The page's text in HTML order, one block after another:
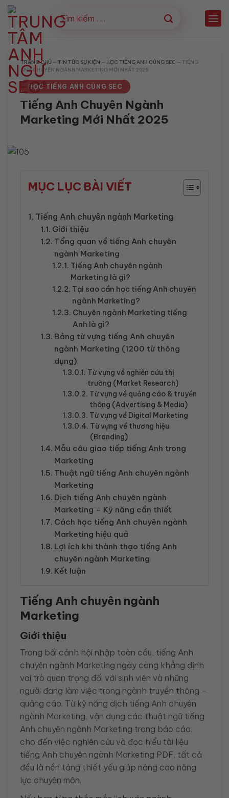
Bỏ
qua
nội
dung
TRANG CHỦ — TIN TỨC SỰ KIỆN — HỌC TIẾNG ANH CÙNG SEC — TIẾNG
ANH CHUYÊN NGÀNH MARKETING MỚI NHẤT 2025
HỌC TIẾNG ANH CÙNG SEC
Tiếng Anh Chuyên Ngành
Marketing Mới Nhất 2025
MỤC LỤC BÀI VIẾT
Tiếng Anh chuyên ngành Marketing
Giới thiệu
Tổng quan về tiếng Anh chuyên
ngành Marketing
Tiếng Anh chuyên ngành
Marketing là gì?
Tại sao cần học tiếng Anh chuyên
ngành Marketing?
Chuyên ngành Marketing tiếng
Anh là gì?
Bảng từ vựng tiếng Anh chuyên
ngành Marketing (1200 từ thông
dụng)
Từ vựng về nghiên cứu thị
trường (Market Research)
Từ vựng về quảng cáo & truyền
thông (Advertising & Media)
Từ vựng về Digital Marketing
Từ vựng về thương hiệu
(Branding)
Mẫu câu giao tiếp tiếng Anh trong
Marketing
Thuật ngữ tiếng Anh chuyên ngành
Marketing
Dịch tiếng Anh chuyên ngành
Marketing – Kỹ năng cần thiết
Cách học tiếng Anh chuyên ngành
Marketing hiệu quả
Lợi ích khi thành thạo tiếng Anh
chuyên ngành Marketing
Kết luận
Tiếng Anh chuyên ngành
Marketing
Giới thiệu
Trong bối cảnh hội nhập toàn cầu, tiếng Anh
chuyên ngành Marketing ngày càng khẳng định
vai trò quan trọng đối với sinh viên và những
người đang làm việc trong ngành truyền thông –
quảng cáo. Từ kỹ năng dịch tiếng Anh chuyên
ngành Marketing, vận dụng các thuật ngữ tiếng
Anh chuyên ngành Marketing trong báo cáo,
cho đến việc nghiên cứu và đọc hiểu tài liệu
tiếng Anh chuyên ngành Marketing PDF, tất cả
đều là nền tảng thiết yếu giúp nâng cao năng
lực chuyên môn.